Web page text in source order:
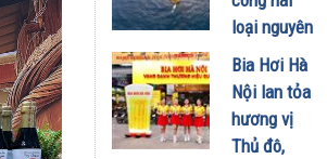
nhiên liệu
sinh học
22/07/2026
loại nguyên
liệu mới,
tối ưu hiệu
quả sản
xuất kinh
Bia Hơi Hà
Nội lan tỏa
hương vị
Thủ đô,